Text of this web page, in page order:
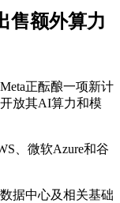
售额外算力
正酝酿一项新计
放其AI算力和模
、微软Azure和谷
据中心及相关基础